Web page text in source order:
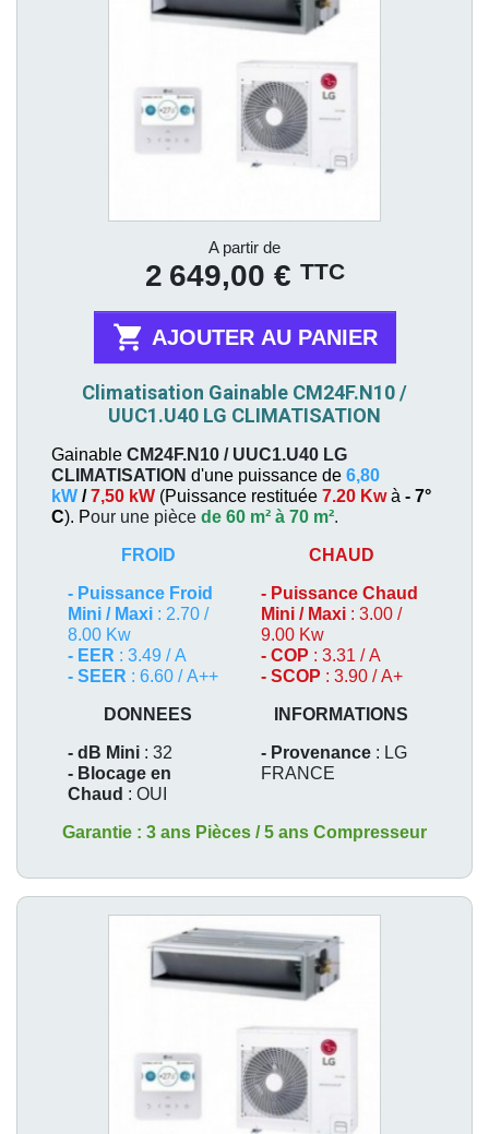
A partir de
2 649,00 € TTC
 AJOUTER AU PANIER
Climatisation Gainable CM24F.N10 /
UUC1.U40 LG CLIMATISATION
Gainable CM24F.N10 / UUC1.U40 LG
CLIMATISATION d'une puissance de 6,80
kW /7,50 kW (Puissance restituée 7.20 Kwà - 7°
C). Pour une pièce de 60 m² à 70 m².
FROID
- Puissance Froid
Mini / Maxi : 2.70 /
8.00 Kw
- EER : 3.49 / A
- SEER : 6.60 / A++
CHAUD
- Puissance Chaud
Mini / Maxi : 3.00 /
9.00 Kw
- COP : 3.31 / A
- SCOP : 3.90 / A+
DONNEES
- dB Mini : 32
- Blocage en
Chaud : OUI
INFORMATIONS
- Provenance : LG
FRANCE
Garantie : 3 ans Pièces / 5 ans Compresseur